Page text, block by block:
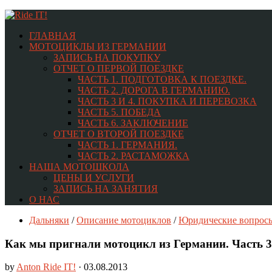
ГЛАВНАЯ
МОТОЦИКЛЫ ИЗ ГЕРМАНИИ
ЗАПИСЬ НА ПОКУПКУ
ОТЧЕТ О ПЕРВОЙ ПОЕЗДКЕ
ЧАСТЬ 1. ПОДГОТОВКА К ПОЕЗДКЕ.
ЧАСТЬ 2. ДОРОГА В ГЕРМАНИЮ.
ЧАСТЬ 3 И 4. ПОКУПКА И ПЕРЕВОЗКА
ЧАСТЬ 5. ПОБЕДА
ЧАСТЬ 6. ЗАКЛЮЧЕНИЕ
ОТЧЕТ О ВТОРОЙ ПОЕЗДКЕ
ЧАСТЬ 1. ГЕРМАНИЯ.
ЧАСТЬ 2. РАСТАМОЖКА
НАША МОТОШКОЛА
ЦЕНЫ И УСЛУГИ
ЗАПИСЬ НА ЗАНЯТИЯ
О НАС
Дальняки / Описание мотоциклов / Юридические
Как мы пригнали мотоцикл из Германии. Часть
byAnton Ride IT! · 03.08.2013